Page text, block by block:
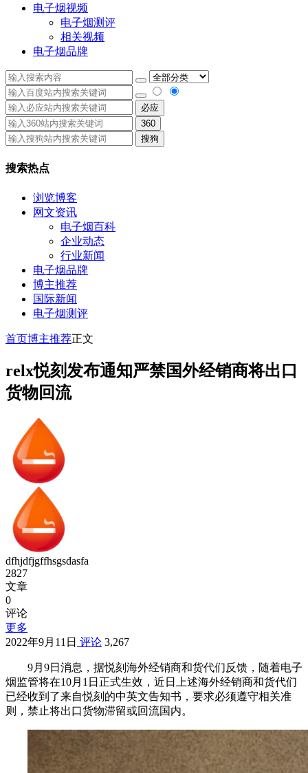
电子烟视频
电子烟测评
相关视频
电子烟品牌
必应
360
搜狗
搜索热点
浏览博客
网文资讯
电子烟百科
企业动态
行业新闻
电子烟品牌
博主推荐
国际新闻
电子烟测评
首页博主推荐正文
relx悦刻发布通知严禁国外经销商将出口
货物回流
dfhjdfjgffhsgsdasfa
2827
文章
0
评论
更多
2022年9月11日 评论 3,267
9月9日消息，据悦刻海外经销商和货代们反馈，随着电子
烟监管将在10月1日正式生效，近日上述海外经销商和货代们
已经收到了来自悦刻的中英文告知书，要求必须遵守相关准
则，禁止将出口货物滞留或回流国内。